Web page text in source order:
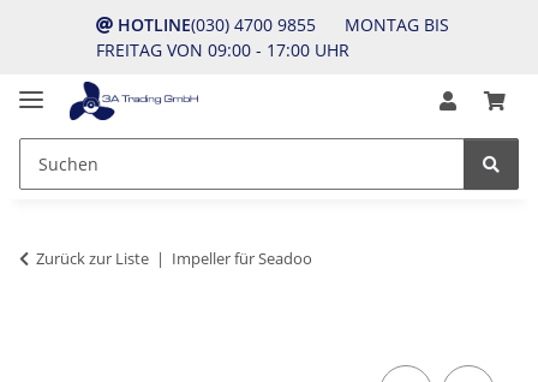
HOTLINE(030) 4700 9855 MONTAG BIS
FREITAG VON 09:00 - 17:00 UHR
Zurück zur Liste Impeller für Seadoo